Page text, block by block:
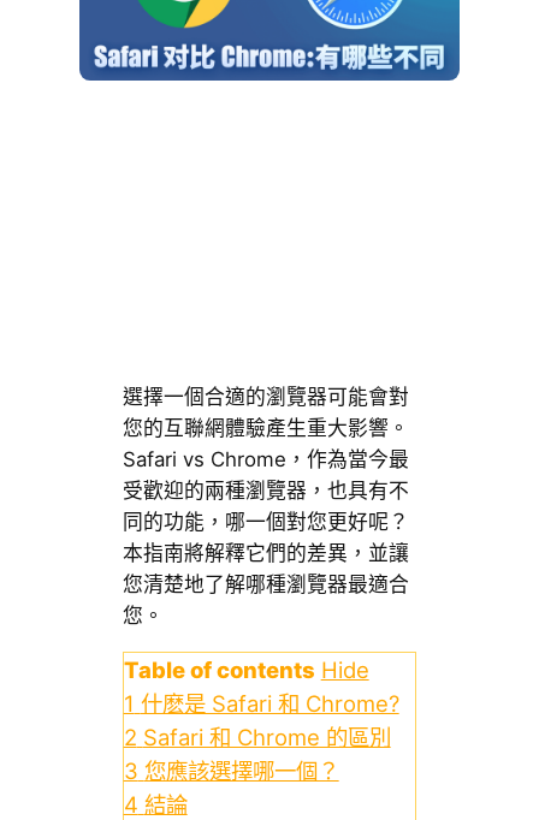
選擇一個合適的瀏覽器可能會對
您的互聯網體驗產生重大影響。
Safari vs Chrome，作為當今最
受歡迎的兩種瀏覽器，也具有不
同的功能，哪一個對您更好呢？
本指南將解釋它們的差異，並讓
您清楚地了解哪種瀏覽器最適合
您。
Table of contents Hide
1 什麽是 Safari 和 Chrome?
2 Safari 和 Chrome 的區別
3 您應該選擇哪一個？
4 結論